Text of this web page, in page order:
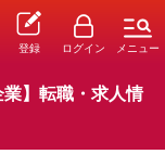
登録 ログイン メニュー
業】転職・求人情